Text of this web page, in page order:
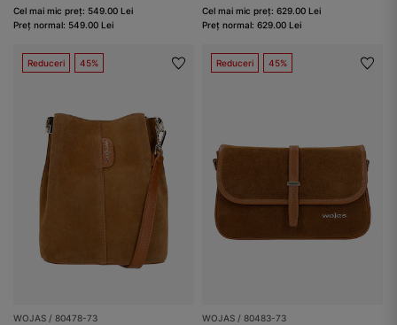
Cel mai mic preț: 549.00 Lei
Preț normal: 549.00 Lei
Cel mai mic preț: 629.00 Lei
Preț normal: 629.00 Lei
Reduceri 45%
WOJAS / 80478-73
Reduceri 45%
WOJAS / 80483-73